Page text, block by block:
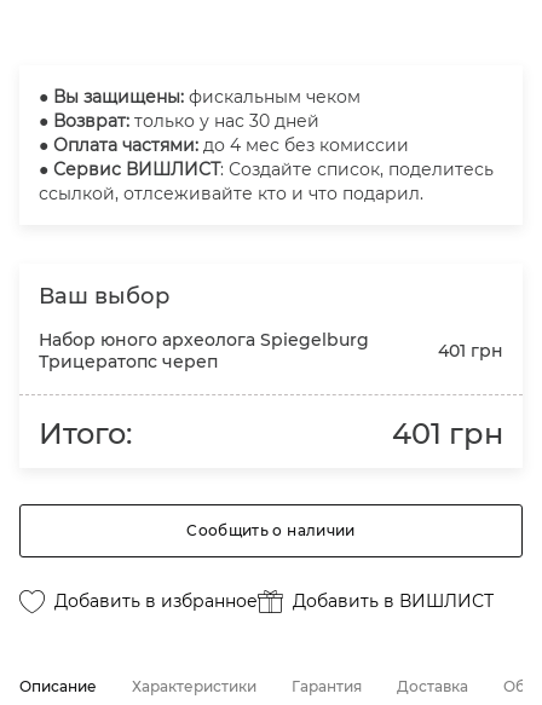
● Вы защищены: фискальным чеком
● Возврат: только у нас 30 дней
● Оплата частями: до 4 мес без комиссии
● Сервис ВИШЛИСТ: Создайте список, поделитесь
ссылкой, отлсеживайте кто и что подарил.
Ваш выбор
Набор юного археолога Spiegelburg
Трицератопс череп
401 грн
Итого: 401 грн
Сообщить о наличии
Добавить в избранное Добавить в ВИШЛИСТ
Описание Характеристики Гарантия Доставка